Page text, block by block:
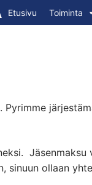
Etusivu Toiminta
ollaan